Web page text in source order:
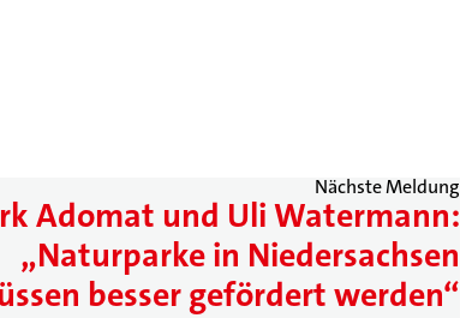
Nächste Meldung
Adomat und Uli Watermann:
„Naturparke in Niedersachsen
besser gefördert werden“